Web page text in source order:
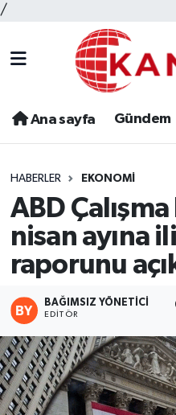
/
Ana sayfa Gündem
HABERLER EKONOMI
ABD Çalışma
nisan ayına
raporunu
BAĞIMSIZ YÖNETICI
EDITÖR